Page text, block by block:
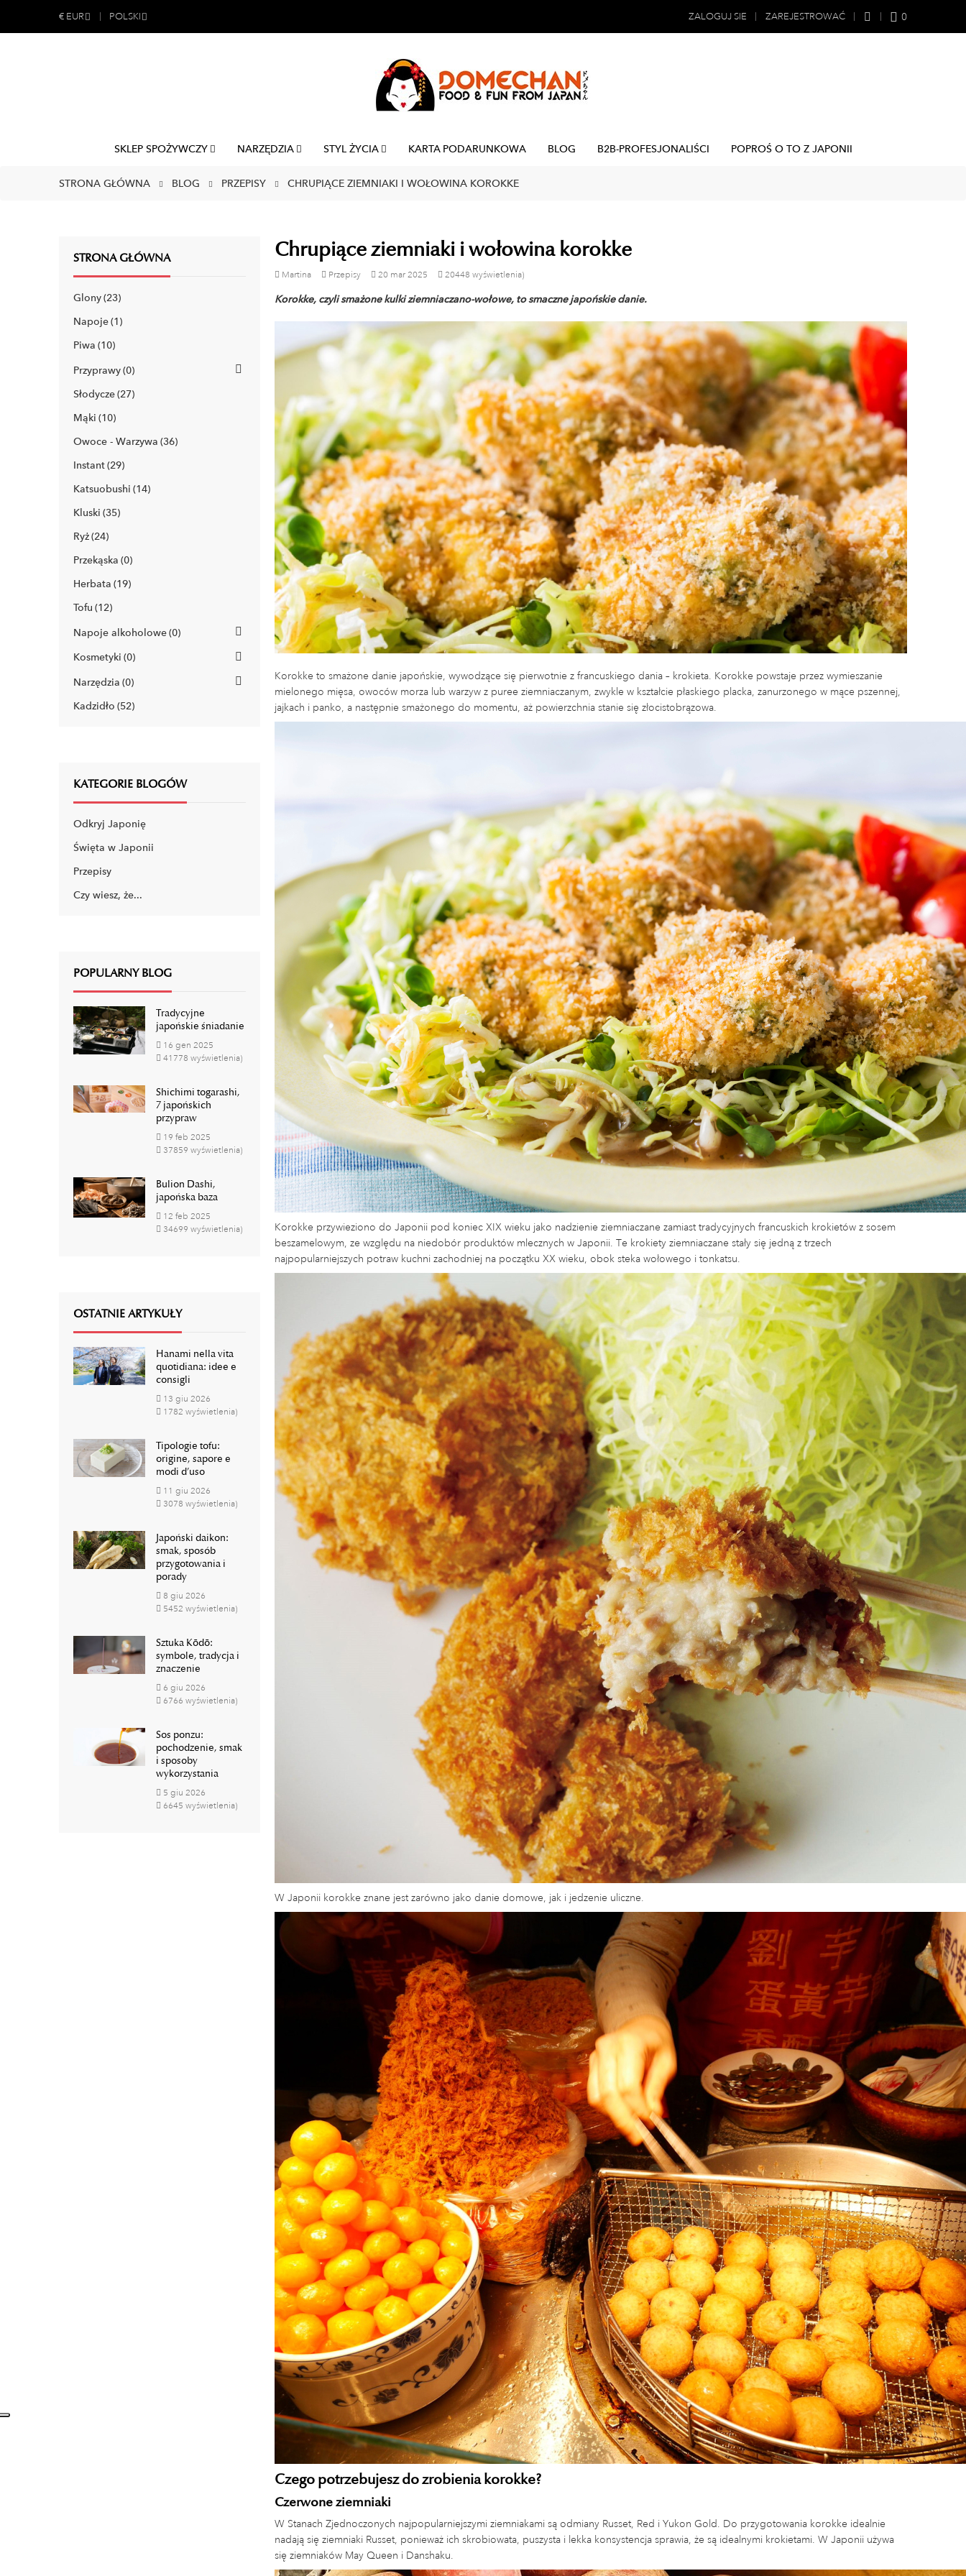
€ EUR POLSKI ZALOGUJ SIE ZAREJESTROWAĆ 0
SKLEP SPOŻYWCZY NARZĘDZIA STYL ŻYCIA KARTA PODARUNKOWA BLOG B2B-PROFESJONALIŚCI POPROŚ O TO Z JAPONII
STRONA GŁÓWNA BLOG PRZEPISY CHRUPIĄCE ZIEMNIAKI I WOŁOWINA KOROKKE
STRONA GŁÓWNA
Glony 23
Napoje 1
Piwa 10
Przyprawy 0
Słodycze 27
Mąki 10
Owoce - Warzywa 36
Instant 29
Katsuobushi 14
Kluski 35
Ryż 24
Przekąska 0
Herbata 19
Tofu 12
Napoje alkoholowe 0
Kosmetyki 0
Narzędzia 0
Kadzidło 52
KATEGORIE BLOGÓW
Odkryj Japonię
Święta w Japonii
Przepisy
Czy wiesz, że...
POPULARNY BLOG
Tradycyjne
japońskie śniadanie
16 gen 2025
41778 wyświetlenia)
Shichimi togarashi,
7 japońskich
przypraw
19 feb 2025
37859 wyświetlenia)
Bulion Dashi,
japońska baza
12 feb 2025
34699 wyświetlenia)
OSTATNIE ARTYKUŁY
Hanami nella vita
quotidiana: idee e
consigli
13 giu 2026
1782 wyświetlenia)
Tipologie tofu:
origine, sapore e
modi d’uso
11 giu 2026
3078 wyświetlenia)
Japoński daikon:
smak, sposób
przygotowania i
porady
8 giu 2026
5452 wyświetlenia)
Sztuka Kōdō:
symbole, tradycja i
znaczenie
6 giu 2026
6766 wyświetlenia)
Sos ponzu:
pochodzenie, smak
i sposoby
wykorzystania
5 giu 2026
6645 wyświetlenia)
Chrupiące ziemniaki i wołowina korokke
Martina Przepisy 20 mar 2025 20448 wyświetlenia)
Korokke, czyli smażone kulki ziemniaczano-wołowe, to smaczne japońskie danie.
Korokke to smażone danie japońskie, wywodzące się pierwotnie z francuskiego dania – krokieta. Korokke powstaje przez wymieszanie
mielonego mięsa, owoców morza lub warzyw z puree ziemniaczanym, zwykle w kształcie płaskiego placka, zanurzonego w mące pszennej,
jajkach i panko, a następnie smażonego do momentu, aż powierzchnia stanie się złocistobrązowa.
Korokke przywieziono do Japonii pod koniec XIX wieku jako nadzienie ziemniaczane zamiast tradycyjnych francuskich krokietów z sosem
beszamelowym, ze względu na niedobór produktów mlecznych w Japonii. Te krokiety ziemniaczane stały się jedną z trzech
najpopularniejszych potraw kuchni zachodniej na początku XX wieku, obok steka wołowego i tonkatsu.
W Japonii korokke znane jest zarówno jako danie domowe, jak i jedzenie uliczne.
Czego potrzebujesz do zrobienia korokke?
Czerwone ziemniaki
W Stanach Zjednoczonych najpopularniejszymi ziemniakami są odmiany Russet, Red i Yukon Gold. Do przygotowania korokke idealnie
nadają się ziemniaki Russet, ponieważ ich skrobiowata, puszysta i lekka konsystencja sprawia, że ​​są idealnymi krokietami. W Japonii używa
się ziemniaków May Queen i Danshaku.